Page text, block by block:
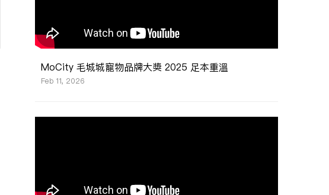
MoCity 毛城城寵物品牌大奬 2025 足本重溫
Feb 11, 2026